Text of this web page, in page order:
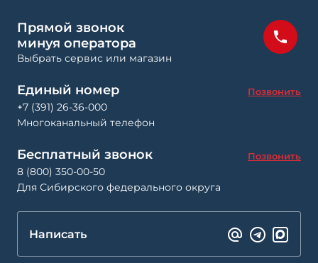
Прямой звонок
минуя оператора
Выбрать сервис или магазин
Единый номер Позвонить
+7 (391) 26-36-000
Многоканальный телефон
Бесплатный звонок Позвонить
8 (800) 350-00-50
Для Сибирского федерального округа
Написать